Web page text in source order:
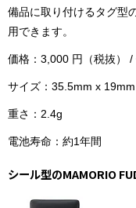
備品に取り付けるタグ型
用できます。
価格：3,000 円（税抜） /
サイズ：35.5mm x
重さ：2.4g
電池寿命：約1年間
シール型のMAMORIO